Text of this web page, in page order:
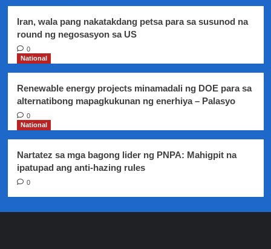
Iran, wala pang nakatakdang petsa para sa susunod na
round ng negosasyon sa US
0
National
Renewable energy projects minamadali ng DOE para sa
alternatibong mapagkukunan ng enerhiya – Palasyo
0
National
Nartatez sa mga bagong lider ng PNPA: Mahigpit na
ipatupad ang anti-hazing rules
0